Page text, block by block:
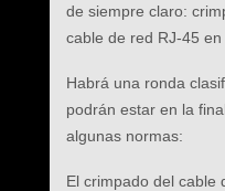
de siempre claro:
cable de red RJ-45
Habrá una ronda
podrán estar en la
algunas normas:
El crimpado del cable